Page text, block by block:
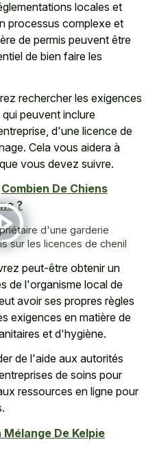
locales et
processus complexe et
de permis peuvent être
de bien faire les
rechercher les exigences
peuvent inclure
d'une licence de
Cela vous aidera à
vous devez suivre.
Combien De Chiens
?
d'une garderie
sur les licences de chenil
peut-être obtenir un
de l'organisme local de
avoir ses propres règles
exigences en matière de
et d'hygiène.
de l'aide aux autorités
de soins pour
ressources en ligne pour
Mélange De Kelpie